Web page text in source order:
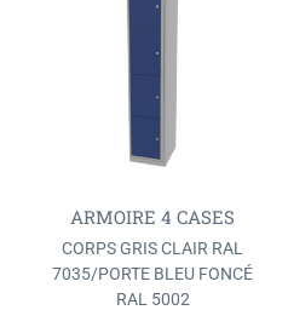
ARMOIRE 4 CASES
CORPS GRIS CLAIR RAL
7035/PORTE BLEU FONCÉ
RAL 5002